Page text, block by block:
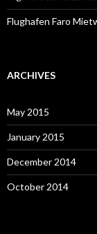
Flughafen Faro
ARCHIVES
May 2015
January 2015
December 2014
October 2014